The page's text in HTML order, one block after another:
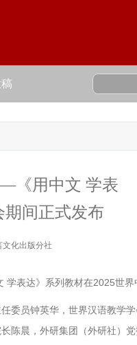
《用中文 学表
间正式发布
化出版分社
表达》系列教材在2025世界
委员钟英华，世界汉语教学
陈晨，外研集团（外研社）